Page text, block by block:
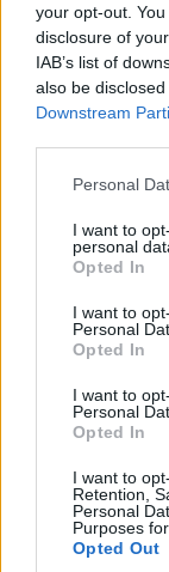
your opt-out.
disclosure of
IAB’s list of
also be
Downstream
Please note that
not limited to
grant or deny
use your data
consent section.
Personal
I want to
personal
Opted In
I want to
Personal
Opted In
I want to
Personal
Opted In
I want to
Retention,
Personal
Purposes
Opted Out
14:53
Hajjajj...
lesz?
14:46
A PR1
estek ki, de
megmozdulna.
Egyre közelebb
Akárhogy
kiállása lesz,
lassú zóna, safety